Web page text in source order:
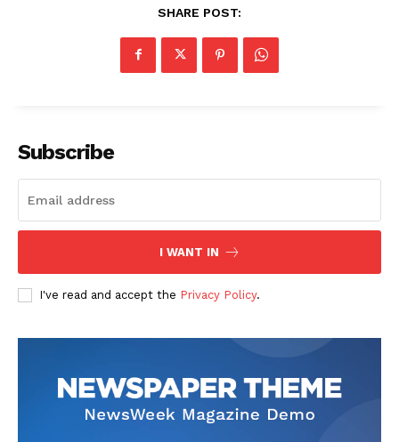
SHARE POST:
Subscribe
I WANT IN
I've read and accept the Privacy Policy.